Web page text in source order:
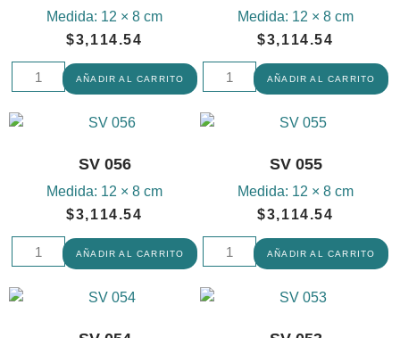
Medida: 12 × 8 cm
$3,114.54
AÑADIR AL CARRITO
Medida: 12 × 8 cm
$3,114.54
AÑADIR AL CARRITO
SV 056
Medida: 12 × 8 cm
$3,114.54
AÑADIR AL CARRITO
SV 055
Medida: 12 × 8 cm
$3,114.54
AÑADIR AL CARRITO